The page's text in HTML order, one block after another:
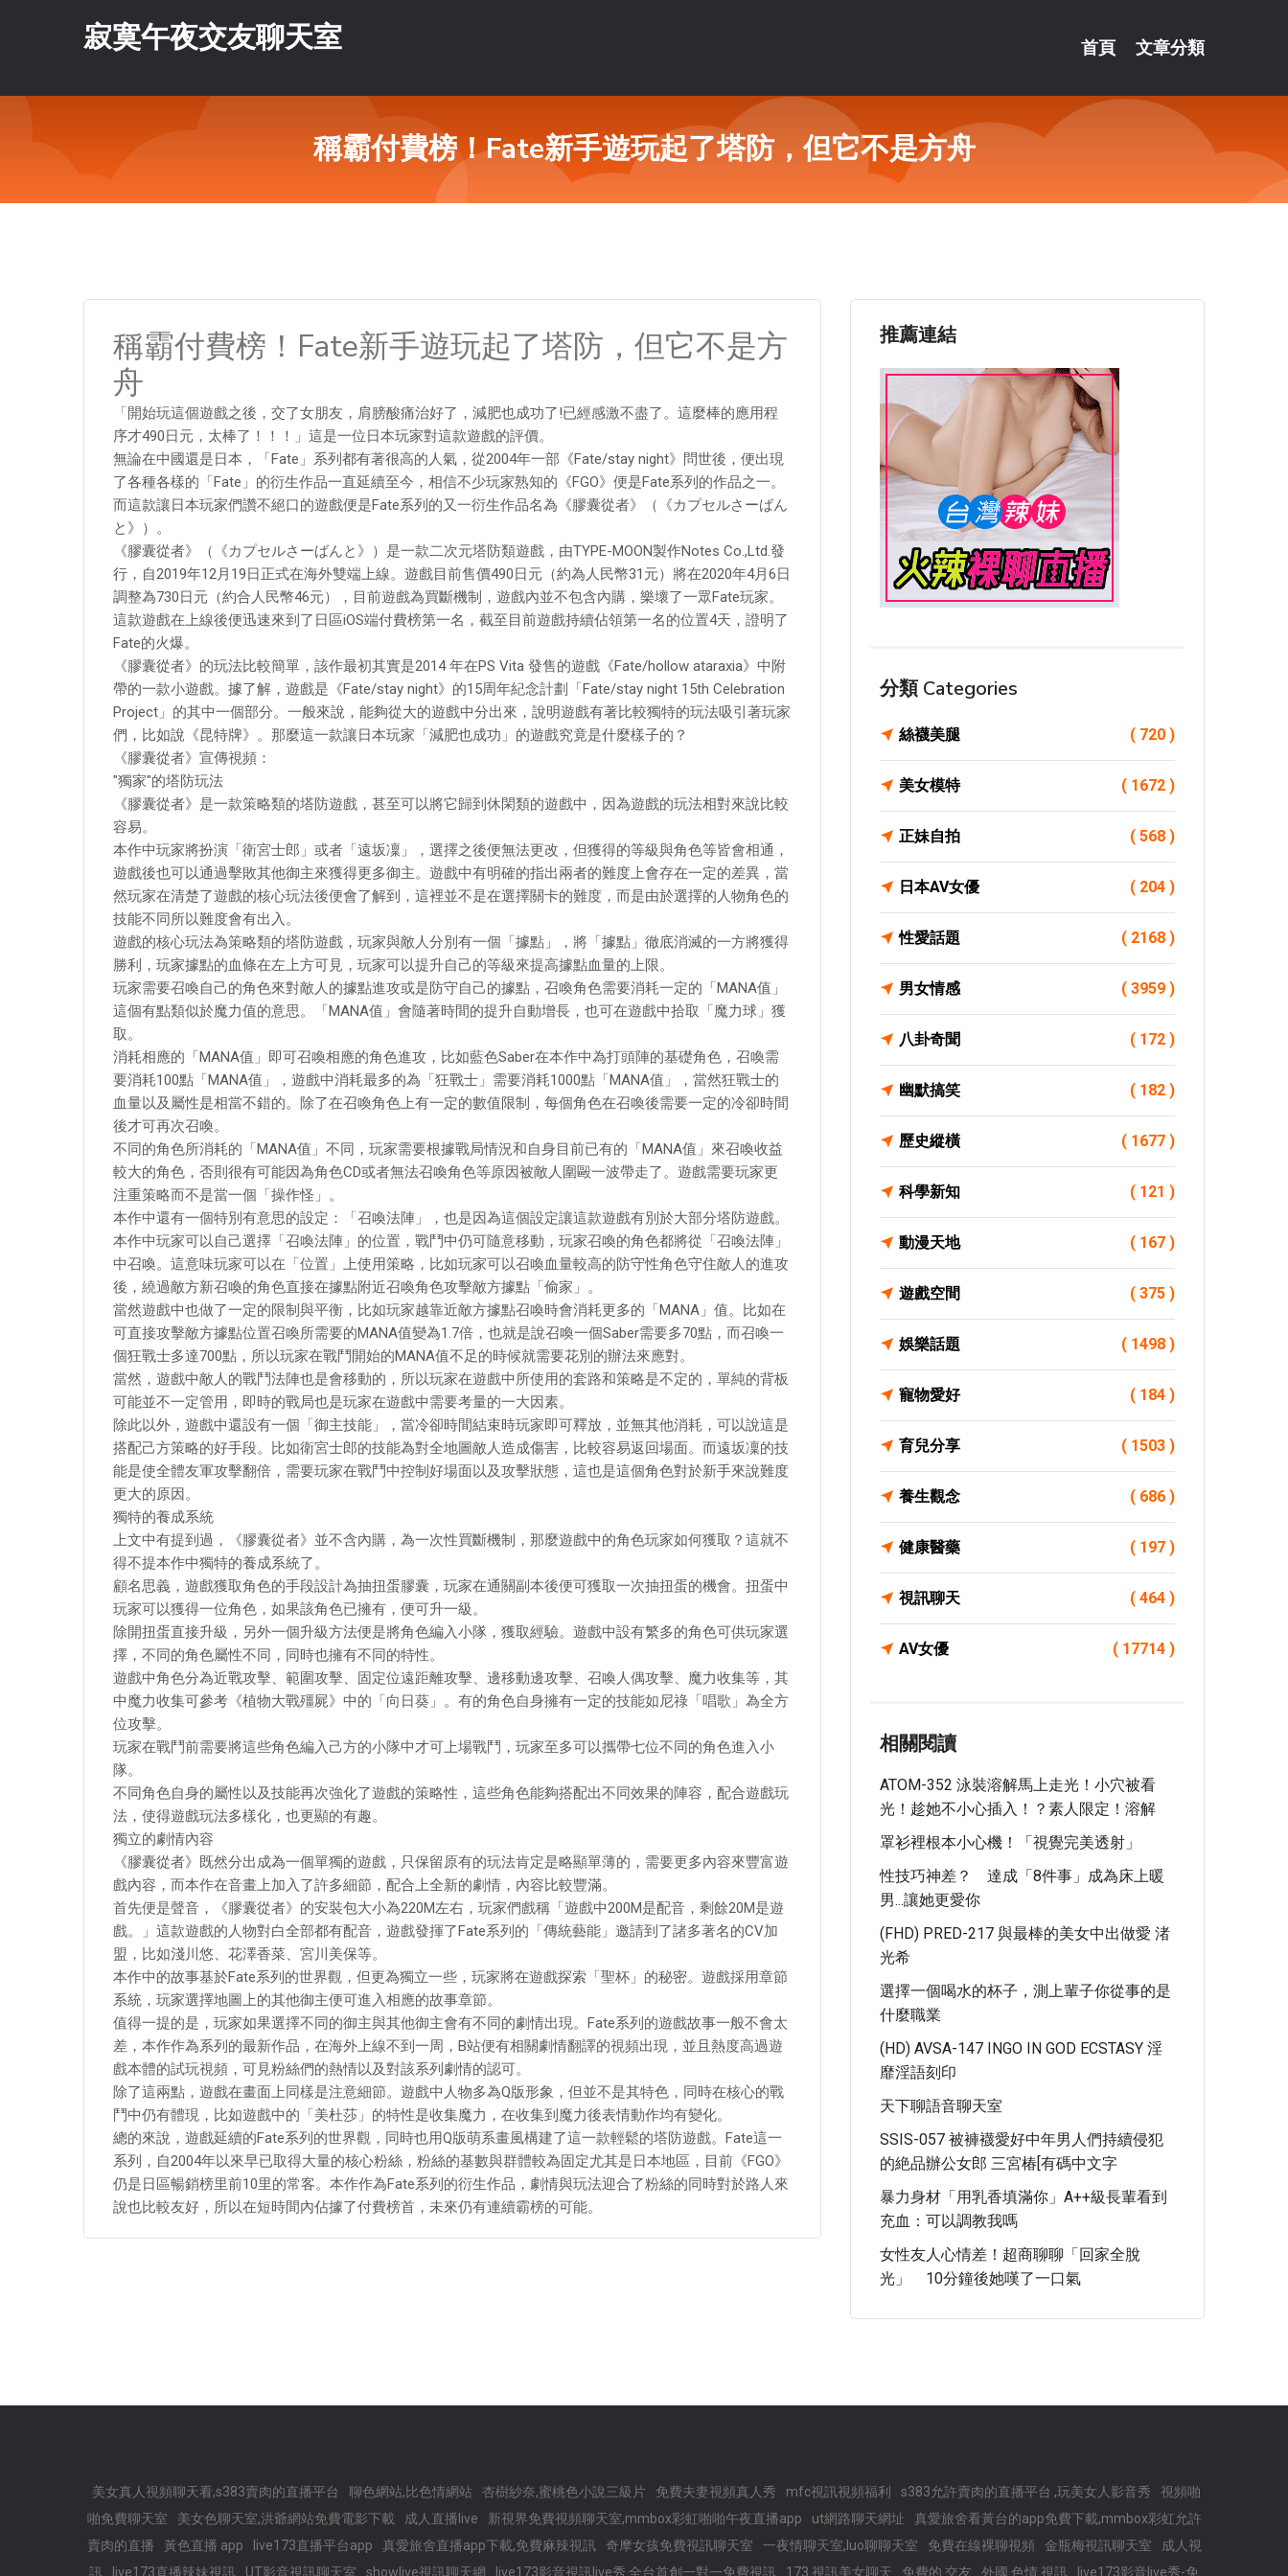
寂寞午夜交友聊天室 首頁 文章分類
稱霸付費榜！Fate新手遊玩起了塔防，但它不是方舟
稱霸付費榜！Fate新手遊玩起了塔防，但它不是方
舟
「開始玩這個遊戲之後，交了女朋友，肩膀酸痛治好了，減肥也成功了!已經感激不盡了。這麼棒的應用程
序才490日元，太棒了！！！」這是一位日本玩家對這款遊戲的評價。
無論在中國還是日本，「Fate」系列都有著很高的人氣，從2004年一部《Fate/stay night》問世後，便出現
了各種各樣的「Fate」的衍生作品一直延續至今，相信不少玩家熟知的《FGO》便是Fate系列的作品之一。
而這款讓日本玩家們讚不絕口的遊戲便是Fate系列的又一衍生作品名為《膠囊從者》（《カプセルさーばん
と》）。
《膠囊從者》（《カプセルさーばんと》）是一款二次元塔防類遊戲，由TYPE-MOON製作Notes Co.,Ltd.發
行，自2019年12月19日正式在海外雙端上線。遊戲目前售價490日元（約為人民幣31元）將在2020年4月6日
調整為730日元（約合人民幣46元），目前遊戲為買斷機制，遊戲內並不包含內購，樂壞了一眾Fate玩家。
這款遊戲在上線後便迅速來到了日區iOS端付費榜第一名，截至目前遊戲持續佔領第一名的位置4天，證明了
Fate的火爆。
《膠囊從者》的玩法比較簡單，該作最初其實是2014 年在PS Vita 發售的遊戲《Fate/hollow ataraxia》中附
帶的一款小遊戲。據了解，遊戲是《Fate/stay night》的15周年紀念計劃「Fate/stay night 15th Celebration
Project」的其中一個部分。一般來說，能夠從大的遊戲中分出來，說明遊戲有著比較獨特的玩法吸引著玩家
們，比如說《昆特牌》。那麼這一款讓日本玩家「減肥也成功」的遊戲究竟是什麼樣子的？
《膠囊從者》宣傳視頻：
"獨家"的塔防玩法
《膠囊從者》是一款策略類的塔防遊戲，甚至可以將它歸到休閑類的遊戲中，因為遊戲的玩法相對來說比較
容易。
本作中玩家將扮演「衛宮士郎」或者「遠坂凜」，選擇之後便無法更改，但獲得的等級與角色等皆會相通，
遊戲後也可以通過擊敗其他御主來獲得更多御主。遊戲中有明確的指出兩者的難度上會存在一定的差異，當
然玩家在清楚了遊戲的核心玩法後便會了解到，這裡並不是在選擇關卡的難度，而是由於選擇的人物角色的
技能不同所以難度會有出入。
遊戲的核心玩法為策略類的塔防遊戲，玩家與敵人分別有一個「據點」，將「據點」徹底消滅的一方將獲得
勝利，玩家據點的血條在左上方可見，玩家可以提升自己的等級來提高據點血量的上限。
玩家需要召喚自己的角色來對敵人的據點進攻或是防守自己的據點，召喚角色需要消耗一定的「MANA值」
這個有點類似於魔力值的意思。「MANA值」會隨著時間的提升自動增長，也可在遊戲中拾取「魔力球」獲
取。
消耗相應的「MANA值」即可召喚相應的角色進攻，比如藍色Saber在本作中為打頭陣的基礎角色，召喚需
要消耗100點「MANA值」，遊戲中消耗最多的為「狂戰士」需要消耗1000點「MANA值」，當然狂戰士的
血量以及屬性是相當不錯的。除了在召喚角色上有一定的數值限制，每個角色在召喚後需要一定的冷卻時間
後才可再次召喚。
不同的角色所消耗的「MANA值」不同，玩家需要根據戰局情況和自身目前已有的「MANA值」來召喚收益
較大的角色，否則很有可能因為角色CD或者無法召喚角色等原因被敵人圍毆一波帶走了。遊戲需要玩家更
注重策略而不是當一個「操作怪」。
本作中還有一個特別有意思的設定：「召喚法陣」，也是因為這個設定讓這款遊戲有別於大部分塔防遊戲。
本作中玩家可以自己選擇「召喚法陣」的位置，戰鬥中仍可隨意移動，玩家召喚的角色都將從「召喚法陣」
中召喚。這意味玩家可以在「位置」上使用策略，比如玩家可以召喚血量較高的防守性角色守住敵人的進攻
後，繞過敵方新召喚的角色直接在據點附近召喚角色攻擊敵方據點「偷家」。
當然遊戲中也做了一定的限制與平衡，比如玩家越靠近敵方據點召喚時會消耗更多的「MANA」值。比如在
可直接攻擊敵方據點位置召喚所需要的MANA值變為1.7倍，也就是說召喚一個Saber需要多70點，而召喚一
個狂戰士多達700點，所以玩家在戰鬥開始的MANA值不足的時候就需要花別的辦法來應對。
當然，遊戲中敵人的戰鬥法陣也是會移動的，所以玩家在遊戲中所使用的套路和策略是不定的，單純的背板
可能並不一定管用，即時的戰局也是玩家在遊戲中需要考量的一大因素。
除此以外，遊戲中還設有一個「御主技能」，當冷卻時間結束時玩家即可釋放，並無其他消耗，可以說這是
搭配己方策略的好手段。比如衛宮士郎的技能為對全地圖敵人造成傷害，比較容易返回場面。而遠坂凜的技
能是使全體友軍攻擊翻倍，需要玩家在戰鬥中控制好場面以及攻擊狀態，這也是這個角色對於新手來說難度
更大的原因。
獨特的養成系統
上文中有提到過，《膠囊從者》並不含內購，為一次性買斷機制，那麼遊戲中的角色玩家如何獲取？這就不
得不提本作中獨特的養成系統了。
顧名思義，遊戲獲取角色的手段設計為抽扭蛋膠囊，玩家在通關副本後便可獲取一次抽扭蛋的機會。扭蛋中
玩家可以獲得一位角色，如果該角色已擁有，便可升一級。
除開扭蛋直接升級，另外一個升級方法便是將角色編入小隊，獲取經驗。遊戲中設有繁多的角色可供玩家選
擇，不同的角色屬性不同，同時也擁有不同的特性。
遊戲中角色分為近戰攻擊、範圍攻擊、固定位遠距離攻擊、邊移動邊攻擊、召喚人偶攻擊、魔力收集等，其
中魔力收集可參考《植物大戰殭屍》中的「向日葵」。有的角色自身擁有一定的技能如尼祿「唱歌」為全方
位攻擊。
玩家在戰鬥前需要將這些角色編入己方的小隊中才可上場戰鬥，玩家至多可以攜帶七位不同的角色進入小
隊。
不同角色自身的屬性以及技能再次強化了遊戲的策略性，這些角色能夠搭配出不同效果的陣容，配合遊戲玩
法，使得遊戲玩法多樣化，也更顯的有趣。
獨立的劇情內容
《膠囊從者》既然分出成為一個單獨的遊戲，只保留原有的玩法肯定是略顯單薄的，需要更多內容來豐富遊
戲內容，而本作在音畫上加入了許多細節，配合上全新的劇情，內容比較豐滿。
首先便是聲音，《膠囊從者》的安裝包大小為220M左右，玩家們戲稱「遊戲中200M是配音，剩餘20M是遊
戲。」這款遊戲的人物對白全部都有配音，遊戲發揮了Fate系列的「傳統藝能」邀請到了諸多著名的CV加
盟，比如淺川悠、花澤香菜、宮川美保等。
本作中的故事基於Fate系列的世界觀，但更為獨立一些，玩家將在遊戲探索「聖杯」的秘密。遊戲採用章節
系統，玩家選擇地圖上的其他御主便可進入相應的故事章節。
值得一提的是，玩家如果選擇不同的御主與其他御主會有不同的劇情出現。Fate系列的遊戲故事一般不會太
差，本作作為系列的最新作品，在海外上線不到一周，B站便有相關劇情翻譯的視頻出現，並且熱度高過遊
戲本體的試玩視頻，可見粉絲們的熱情以及對該系列劇情的認可。
除了這兩點，遊戲在畫面上同樣是注意細節。遊戲中人物多為Q版形象，但並不是其特色，同時在核心的戰
鬥中仍有體現，比如遊戲中的「美杜莎」的特性是收集魔力，在收集到魔力後表情動作均有變化。
總的來說，遊戲延續的Fate系列的世界觀，同時也用Q版萌系畫風構建了這一款輕鬆的塔防遊戲。Fate這一
系列，自2004年以來早已取得大量的核心粉絲，粉絲的基數與群體較為固定尤其是日本地區，目前《FGO》
仍是日區暢銷榜里前10里的常客。本作作為Fate系列的衍生作品，劇情與玩法迎合了粉絲的同時對於路人來
說也比較友好，所以在短時間內佔據了付費榜首，未來仍有連續霸榜的可能。
推薦連結
分類 Categories
絲襪美腿 ( 720 )
美女模特 ( 1672 )
正妹自拍 ( 568 )
日本AV女優 ( 204 )
性愛話題 ( 2168 )
男女情感 ( 3959 )
八卦奇聞 ( 172 )
幽默搞笑 ( 182 )
歷史縱橫 ( 1677 )
科學新知 ( 121 )
動漫天地 ( 167 )
遊戲空間 ( 375 )
娛樂話題 ( 1498 )
寵物愛好 ( 184 )
育兒分享 ( 1503 )
養生觀念 ( 686 )
健康醫藥 ( 197 )
視訊聊天 ( 464 )
AV女優 ( 17714 )
相關閱讀
ATOM-352 泳裝溶解馬上走光！小穴被看
光！趁她不小心插入！？素人限定！溶解
罩衫裡根本小心機！「視覺完美透射」
性技巧神差？ 達成「8件事」成為床上暖
男...讓她更愛你
(FHD) PRED-217 與最棒的美女中出做愛 渚
光希
選擇一個喝水的杯子，測上輩子你從事的是
什麼職業
(HD) AVSA-147 INGO IN GOD ECSTASY 淫
靡淫語刻印
天下聊語音聊天室
SSIS-057 被褲襪愛好中年男人們持續侵犯
的絶品辦公女郎 三宮椿[有碼中文字
暴力身材「用乳香填滿你」A++級長輩看到
充血：可以調教我嗎
女性友人心情差！超商聊聊「回家全脫
光」 10分鐘後她嘆了一口氣
美女真人視頻聊天看,s383賣肉的直播平台 聊色網站,比色情網站 杏樹紗奈,蜜桃色小說三級片 免費夫妻視頻真人秀 mfc視訊視頻福利 s383允許賣肉的直播平台 ,玩美女人影音秀
視頻啪
啪免費聊天室
美女色聊天室,洪爺網站免費電影下載 成人直播live 新視界免費視頻聊天室,mmbox彩虹啪啪午夜直播app ut網路聊天網址
真愛旅舍看黃台的app免費下載,mmbox彩虹允許
賣肉的直播
黃色直播 app live173直播平台app 真愛旅舍直播app下載,免費麻辣視訊 奇摩女孩免費視訊聊天室 一夜情聊天室,luo聊聊天室 免費在線裸聊視頻 金瓶梅視訊聊天室
成人視
訊
live173直播辣妹視訊 UT影音視訊聊天室 showlive視訊聊天網 live173影音視訊live秀 全台首創一對一免費視訊 173 視訊美女聊天 免費的 交友 外國 色情 視訊 live173影音live秀-免